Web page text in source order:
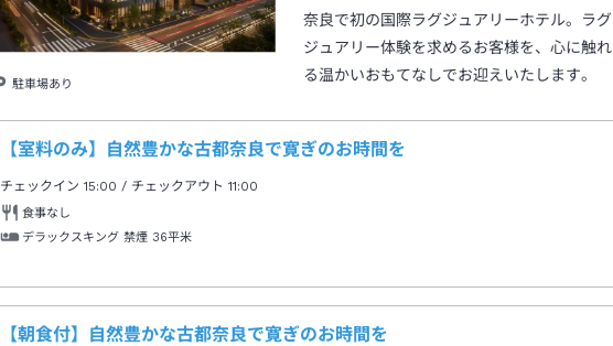
駐車場あり
奈良で初の国際ラグジュアリーホテル。ラグ
ジュアリー体験を求めるお客様を、心に触れ
る温かいおもてなしでお迎えいたします。
【室料のみ】自然豊かな古都奈良で寛ぎのお時間を
チェックイン15:00 / チェックアウト 11:00
食事なし
デラックスキング 禁煙 36平米
【朝食付】自然豊かな古都奈良で寛ぎのお時間を